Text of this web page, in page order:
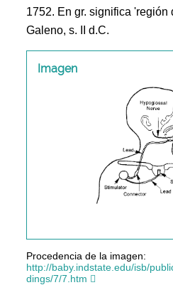
1752. En gr.significa 'región
Galeno, s. II d.C.
Imagen
Procedencia de la imagen:
http://baby.indstate.edu/isb/
dings/7/7.htm